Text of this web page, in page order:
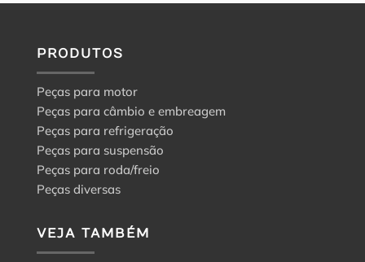
PRODUTOS
Peças para motor
Peças para câmbio e embreagem
Peças para refrigeração
Peças para suspensão
Peças para roda/freio
Peças diversas
VEJA TAMBÉM